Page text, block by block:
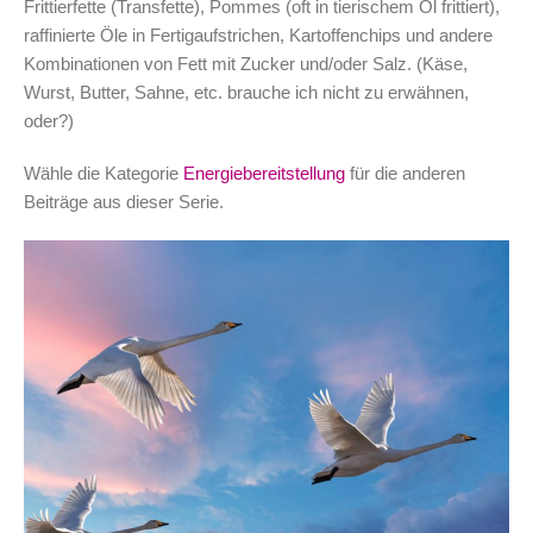
Frittierfette (Transfette), Pommes (oft in tierischem Öl frittiert),
raffinierte Öle in Fertigaufstrichen, Kartoffenchips und andere
Kombinationen von Fett mit Zucker und/oder Salz. (Käse,
Wurst, Butter, Sahne, etc. brauche ich nicht zu erwähnen,
oder?)
Wähle die Kategorie Energiebereitstellung für die anderen
Beiträge aus dieser Serie.